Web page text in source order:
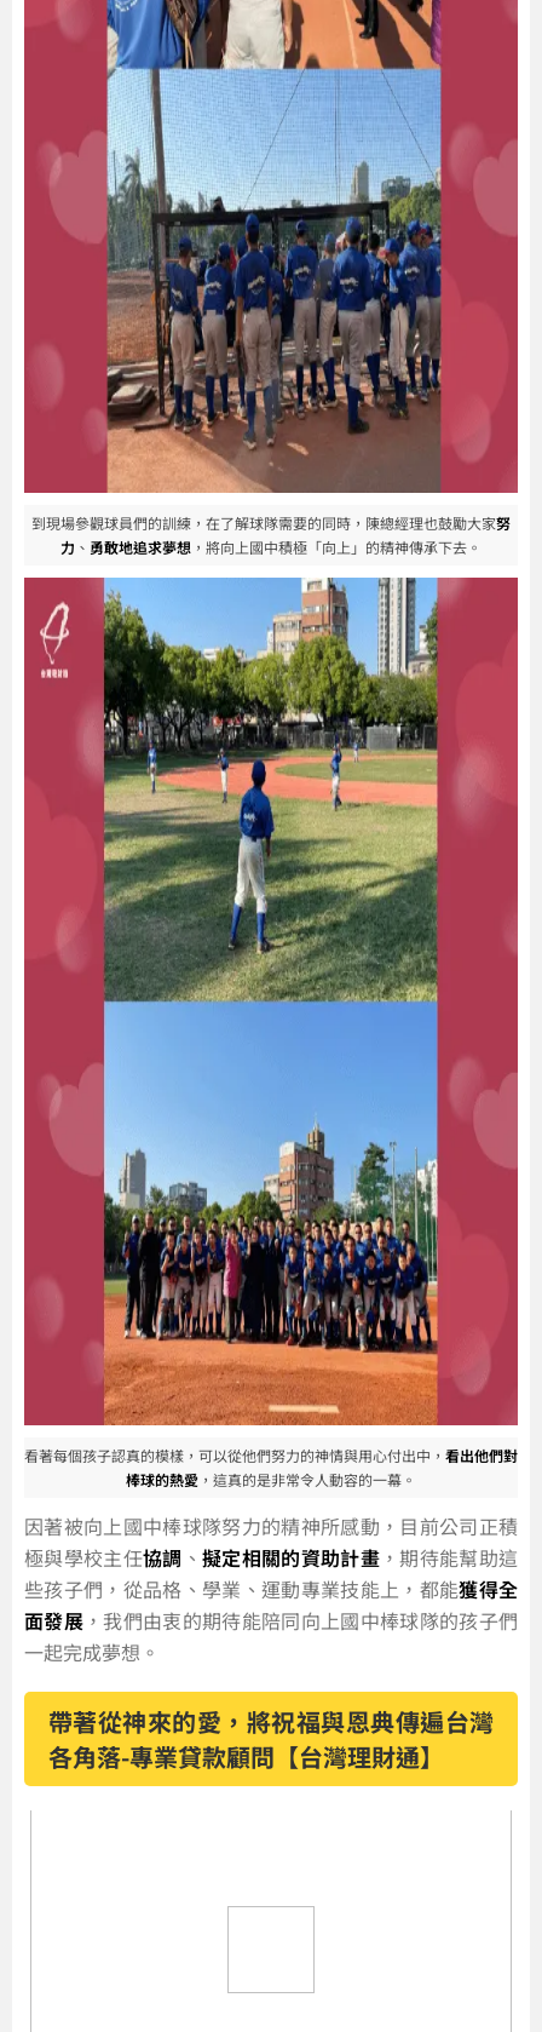
到現場參觀球員們的訓練，在了解球隊需要的同時，陳總經理也鼓勵大家努
力 、 勇敢地追求夢想 ，將向上國中積極「向上」的精神傳承下去。
看著每個孩子認真的模樣，可以從他們努力的神情與用心付出中， 看出他們對
棒球的熱愛 ，這真的是非常令人動容的一幕。
因著被向上國中棒球隊努力的精神所感動，目前公司正積
極與學校主任協調 、擬定相關的資助計畫 ，期待能幫助這
些孩子們，從品格、學業、運動專業技能上，都能獲得全
面發展 ，我們由衷的期待能陪同向上國中棒球隊的孩子們
一起完成夢想。
帶著從神來的愛，將祝福與恩典傳遍台灣
各角落-專業貸款顧問【台灣理財通】